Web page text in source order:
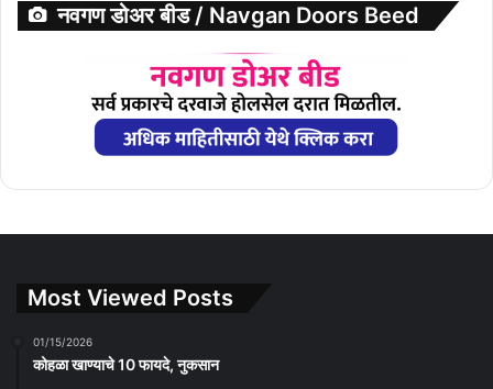
नवगण डोअर बीड / Navgan Doors Beed
Most Viewed Posts
01/15/2026
कोहळा खाण्याचे 10 फायदे, नुकसान